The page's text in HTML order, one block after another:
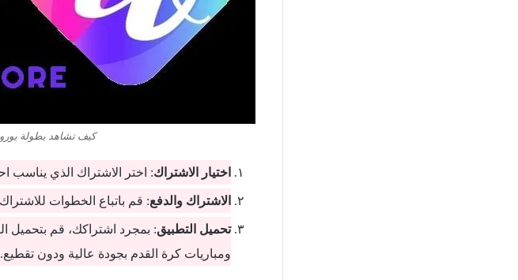
كيف تشاهد بطولة يورو 2024 من منزلك بدون تقطيع
اختيار الاشتراك: اختر الاشتراك الذي يناسب
الاشتراك والدفع: قم باتباع الخطوات
تحميل التطبيق: بمجرد اشتراكك، قم بتحميل
ومباريات كرة القدم بجودة عالية ودون تقطيع.